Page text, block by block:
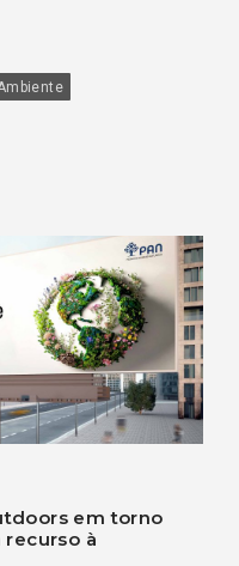
em torno
à